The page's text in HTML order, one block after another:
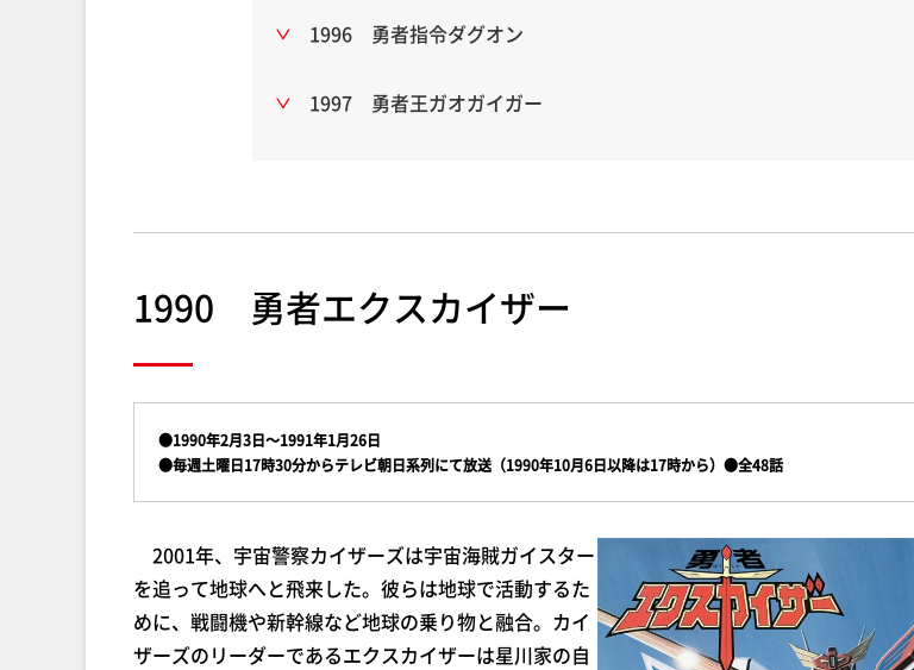
1996 勇者指令ダグオン
1997 勇者王ガオガイガー
1990 勇者エクスカイザー
●1990年2月3日～1991年1月26日
●毎週土曜日17時30分からテレビ朝日系列にて放送（1990年10月6日以降は17時から）●全48話
2001年、宇宙警察カイザーズは宇宙海賊ガイスター
を追って地球へと飛来した。彼らは地球で活動するた
めに、戦闘機や新幹線など地球の乗り物と融合。カイ
ザーズのリーダーであるエクスカイザーは星川家の自